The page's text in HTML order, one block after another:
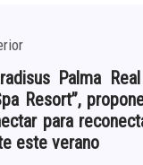
Palma
Resort”,
para
este verano